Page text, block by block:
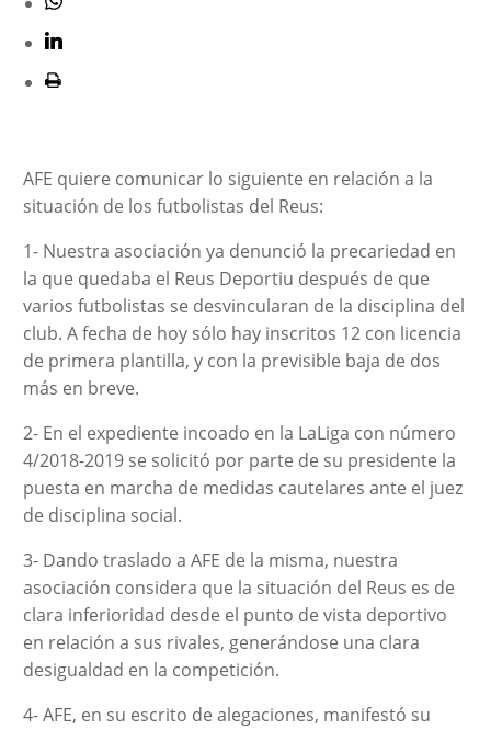
AFE quiere comunicar lo siguiente en relación a la
situación de los futbolistas del Reus:
1- Nuestra asociación ya denunció la precariedad en
la que quedaba el Reus Deportiu después de que
varios futbolistas se desvincularan de la disciplina del
club. A fecha de hoy sólo hay inscritos 12 con licencia
de primera plantilla, y con la previsible baja de dos
más en breve.
2- En el expediente incoado en la LaLiga con número
4/2018-2019 se solicitó por parte de su presidente la
puesta en marcha de medidas cautelares ante el juez
de disciplina social.
3- Dando traslado a AFE de la misma, nuestra
asociación considera que la situación del Reus es de
clara inferioridad desde el punto de vista deportivo
en relación a sus rivales, generándose una clara
desigualdad en la competición.
4- AFE, en su escrito de alegaciones, manifestó su